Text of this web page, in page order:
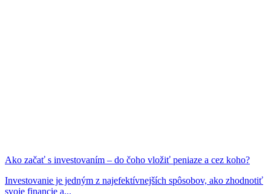
Ako začať s investovaním – do čoho vložiť peniaze a cez koho?
Investovanie je jedným z najefektívnejších spôsobov, ako zhodnotiť
svoje financie a...